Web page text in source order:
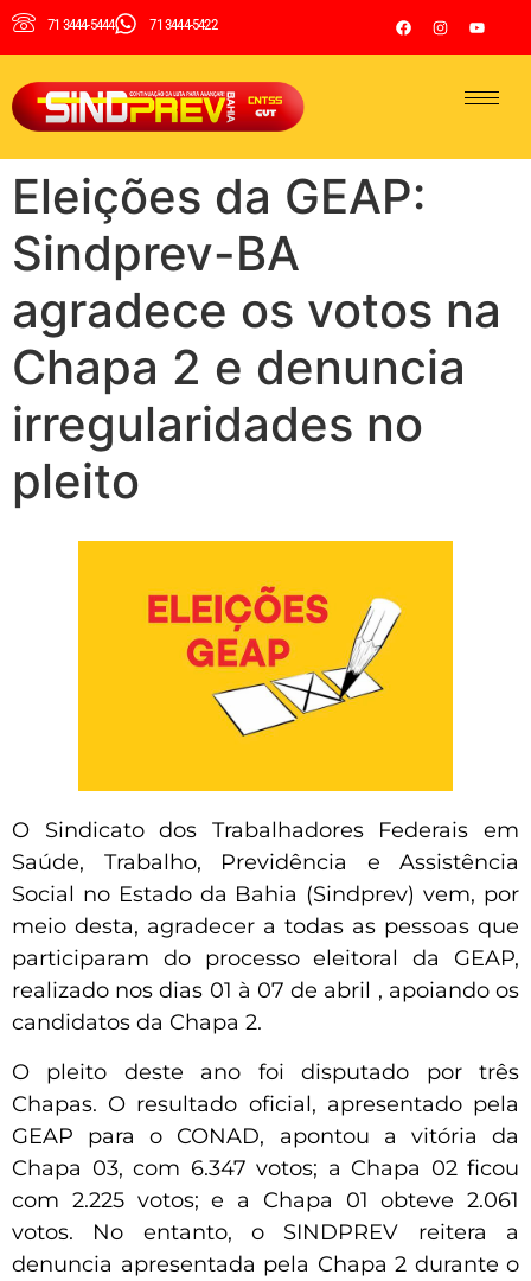
71 3444-5444 71 3444-5422
Eleições da GEAP:
Sindprev-BA
agradece os votos na
Chapa 2 e denuncia
irregularidades no
pleito
O Sindicato dos Trabalhadores Federais em
Saúde, Trabalho, Previdência e Assistência
Social no Estado da Bahia (Sindprev) vem, por
meio desta, agradecer a todas as pessoas que
participaram do processo eleitoral da GEAP,
realizado nos dias 01 à 07 de abril , apoiando os
candidatos da Chapa 2.
O pleito deste ano foi disputado por três
Chapas. O resultado oficial, apresentado pela
GEAP para o CONAD, apontou a vitória da
Chapa 03, com 6.347 votos; a Chapa 02 ficou
com 2.225 votos; e a Chapa 01 obteve 2.061
votos. No entanto, o SINDPREV reitera a
denuncia apresentada pela Chapa 2 durante o